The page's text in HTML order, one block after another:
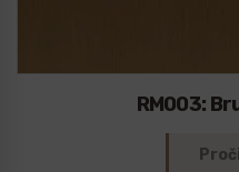
RM003: